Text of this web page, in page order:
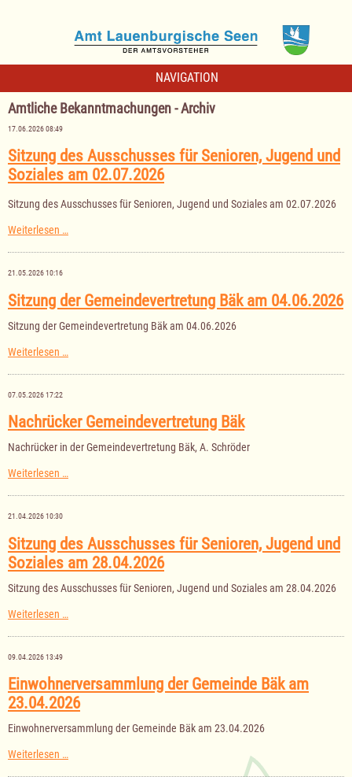
NAVIGATION
Amtliche Bekanntmachungen - Archiv
17.06.2026 08:49
Sitzung des Ausschusses für Senioren, Jugend und
Soziales am 02.07.2026
Sitzung des Ausschusses für Senioren, Jugend und Soziales am 02.07.2026
Weiterlesen …Sitzung
Ausschusses
Jugend
und
am
21.05.2026 10:16
Sitzung der Gemeindevertretung Bäk am 04.06.2026
Sitzung der Gemeindevertretung Bäk am 04.06.2026
Weiterlesen …
Gemeindevertretung
04.06.2026
07.05.2026 17:22
Nachrücker Gemeindevertretung Bäk
Nachrücker in der Gemeindevertretung Bäk, A. Schröder
Weiterlesen …Nachrücker
Bäk
21.04.2026 10:30
Sitzung des Ausschusses für Senioren, Jugend und
Soziales am 28.04.2026
Sitzung des Ausschusses für Senioren, Jugend und Soziales am 28.04.2026
Weiterlesen …
Ausschusses
und
Soziales
am
28.04.2026
09.04.2026 13:49
Einwohnerversammlung der Gemeinde Bäk am
23.04.2026
Einwohnerversammlung der Gemeinde Bäk am 23.04.2026
Weiterlesen …